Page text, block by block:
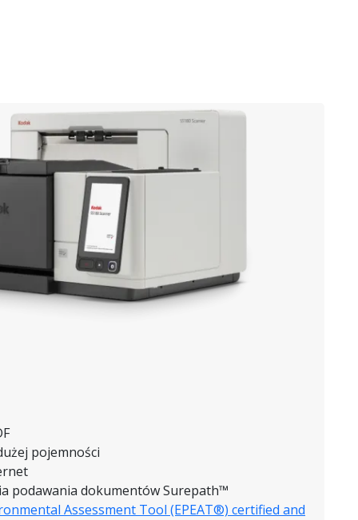
pojemności
podawania dokumentów Surepath™
Assessment Tool (EPEAT®) certified and